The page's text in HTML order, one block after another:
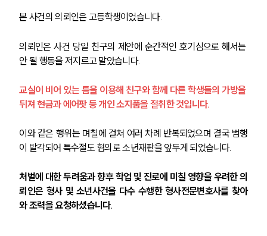
본 사건의 의뢰인은 고등학생이었습니다.
의뢰인은 사건 당일 친구의 제안에 순간적인 호기심으로 해서는
안 될 행동을 저지르고 말았습니다.
교실이 비어 있는 틈을 이용해 친구와 함께 다른 학생들의 가방을
뒤져 현금과 에어팟 등 개인 소지품을 절취한 것입니다.
이와 같은 행위는 며칠에 걸쳐 여러 차례 반복되었으며 결국 범행
이 발각되어 특수절도 혐의로 소년재판을 앞두게 되었습니다.
처벌에 대한 두려움과 향후 학업 및 진로에 미칠 영향을 우려한 의
뢰인은 형사 및 소년사건을 다수 수행한 형사전문변호사를 찾아
와 조력을 요청하셨습니다.